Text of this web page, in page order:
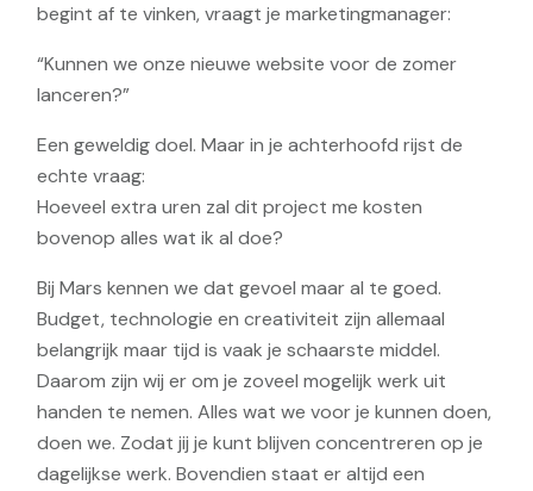
begint af te vinken, vraagt je marketingmanager:
“Kunnen we onze nieuwe website voor de zomer
lanceren?”
Een geweldig doel. Maar in je achterhoofd rijst de
echte vraag:
Hoeveel extra uren zal dit project me kosten
bovenop alles wat ik al doe?
Bij Mars kennen we dat gevoel maar al te goed.
Budget, technologie en creativiteit zijn allemaal
belangrijk maar tijd is vaak je schaarste middel.
Daarom zijn wij er om je zoveel mogelijk werk uit
handen te nemen. Alles wat we voor je kunnen doen,
doen we. Zodat jij je kunt blijven concentreren op je
dagelijkse werk. Bovendien staat er altijd een